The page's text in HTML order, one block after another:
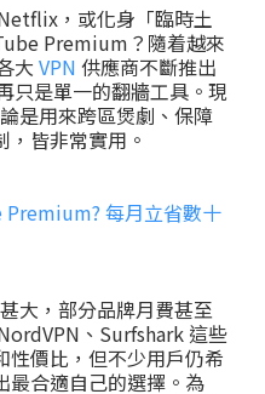
，或化身「臨時土
Premium？隨着越來
大 VPN 供應商不斷推出
只是單一的翻牆工具。現
是用來跨區煲劇、保障
皆非常實用。
Premium? 每月立省數十
大，部分品牌月費甚至
、Surfshark 這些
性價比，但不少用戶仍希
最合適自己的選擇。為